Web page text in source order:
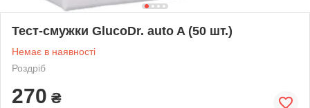
Тест-смужки GlucoDr. auto A (50 шт.)
Немає в наявності
Роздріб
270 ₴